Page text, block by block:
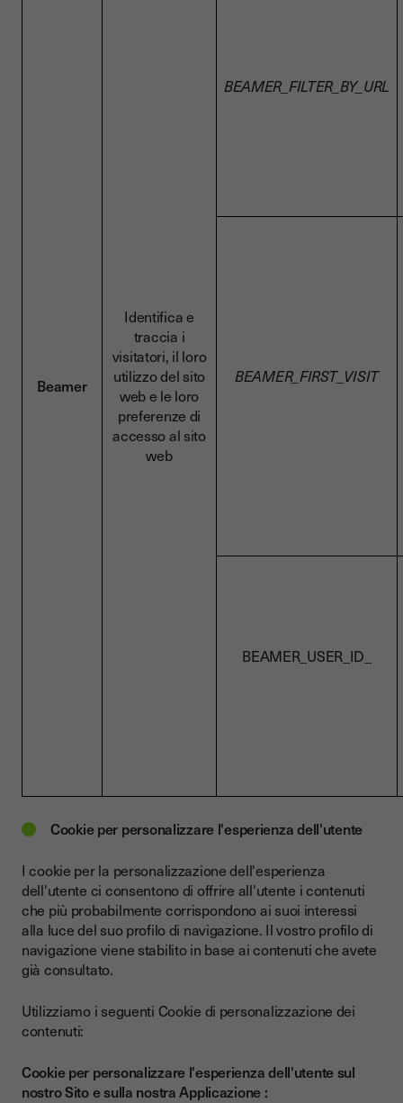
Beamer
Identifica e
traccia i
visitatori, il loro
utilizzo del sito
web e le loro
preferenze di
accesso al sito
web
BEAMER_FILTER_BY_URL
BEAMER_FIRST_VISIT
BEAMER_USER_ID_
Cookie per personalizzare l'esperienza dell'utente
I cookie per la personalizzazione dell'esperienza
dell'utente ci consentono di offrire all'utente i contenuti
che più probabilmente corrispondono ai suoi interessi
alla luce del suo profilo di navigazione. Il vostro profilo di
navigazione viene stabilito in base ai contenuti che avete
già consultato.
Utilizziamo i seguenti Cookie di personalizzazione dei
contenuti:
Cookie per personalizzare l'esperienza dell'utente sul
nostro Sito e sulla nostra Applicazione :